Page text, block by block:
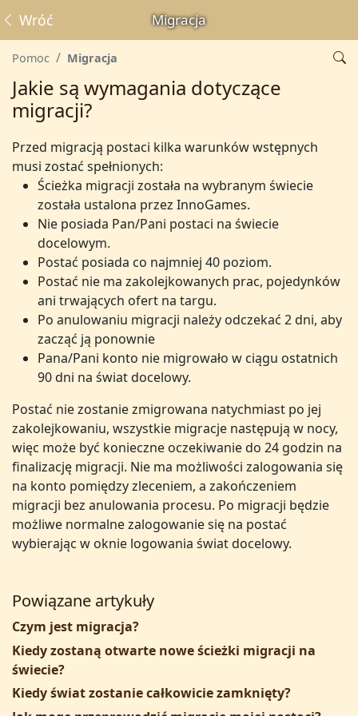
Migracja
Wróć
Pomoc Migracja
Jakie są wymagania dotyczące
migracji?
Przed migracją postaci kilka warunków wstępnych
musi zostać spełnionych:
Ścieżka migracji została na wybranym świecie
została ustalona przez InnoGames.
Nie posiada Pan/Pani postaci na świecie
docelowym.
Postać posiada co najmniej 40 poziom.
Postać nie ma zakolejkowanych prac, pojedynków
ani trwających ofert na targu.
Po anulowaniu migracji należy odczekać 2 dni, aby
zacząć ją ponownie
Pana/Pani konto nie migrowało w ciągu ostatnich
90 dni na świat docelowy.
Postać nie zostanie zmigrowana natychmiast po jej
zakolejkowaniu, wszystkie migracje następują w nocy,
więc może być konieczne oczekiwanie do 24 godzin na
finalizację migracji. Nie ma możliwości zalogowania się
na konto pomiędzy zleceniem, a zakończeniem
migracji bez anulowania procesu. Po migracji będzie
możliwe normalne zalogowanie się na postać
wybierając w oknie logowania świat docelowy.
Powiązane artykuły
Czym jest migracja?
Kiedy zostaną otwarte nowe ścieżki migracji na
świecie?
Kiedy świat zostanie całkowicie zamknięty?